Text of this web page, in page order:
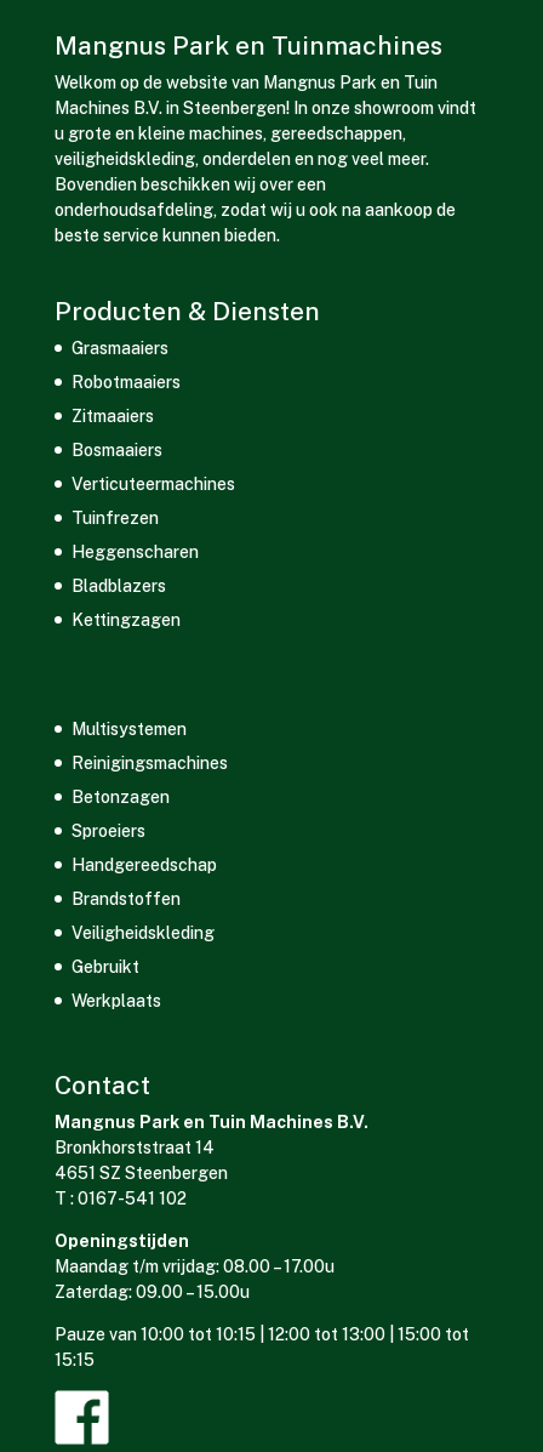
Mangnus Park en Tuinmachines
Welkom op de website van Mangnus Park en Tuin
Machines B.V. in Steenbergen! In onze showroom vindt
u grote en kleine machines, gereedschappen,
veiligheidskleding, onderdelen en nog veel meer.
Bovendien beschikken wij over een
onderhoudsafdeling, zodat wij u ook na aankoop de
beste service kunnen bieden.
Producten & Diensten
Grasmaaiers
Robotmaaiers
Zitmaaiers
Bosmaaiers
Verticuteermachines
Tuinfrezen
Heggenscharen
Bladblazers
Kettingzagen
Multisystemen
Reinigingsmachines
Betonzagen
Sproeiers
Handgereedschap
Brandstoffen
Veiligheidskleding
Gebruikt
Werkplaats
Contact
Mangnus Park en Tuin Machines B.V.
Bronkhorststraat 14
4651 SZ Steenbergen
T : 0167-541 102
Openingstijden
Maandag t/m vrijdag: 08.00 – 17.00u
Zaterdag: 09.00 – 15.00u
Pauze van 10:00 tot 10:15 | 12:00 tot 13:00 | 15:00 tot
15:15